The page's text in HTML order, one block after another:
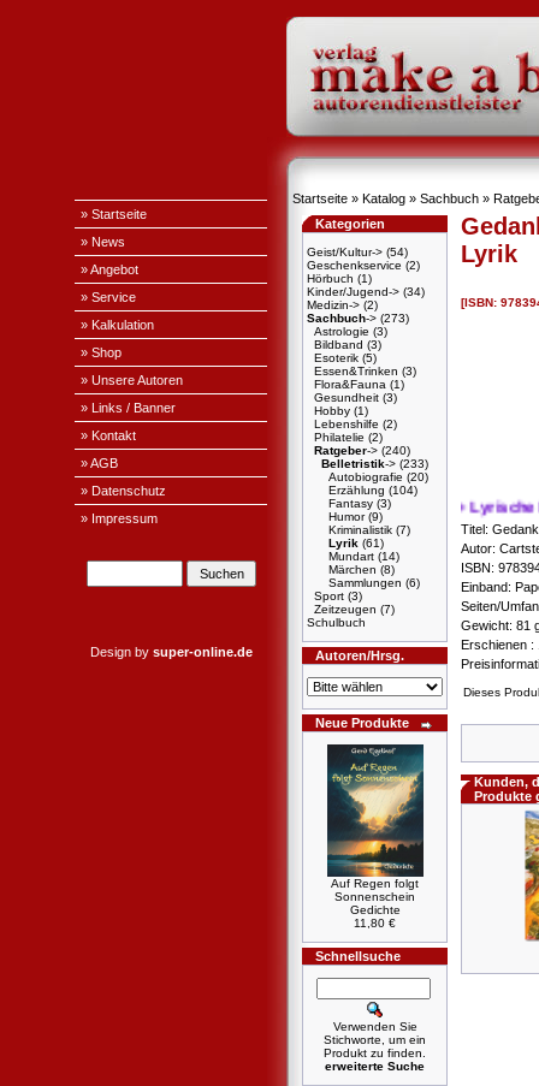
» Startseite
» News
» Angebot
» Service
» Kalkulation
» Shop
» Unsere Autoren
» Links / Banner
» Kontakt
» AGB
» Datenschutz
» Impressum
Design by super-online.de
Startseite » Katalog » Sachbuch »
Kategorien
Geist/Kultur-> (54)
Geschenkservice (2)
Hörbuch (1)
Kinder/Jugend-> (34)
Medizin-> (2)
Sachbuch-> (273)
Astrologie (3)
Bildband (3)
Esoterik (5)
Essen&Trinken (3)
Flora&Fauna (1)
Gesundheit (3)
Hobby (1)
Lebenshilfe (2)
Philatelie (2)
Ratgeber-> (240)
Belletristik-> (233)
Autobiografie (20)
Erzählung (104)
Fantasy (3)
Humor(9)
Kriminalistik (7)
Lyrik (61)
Mundart (14)
Märchen (8)
Sammlungen (6)
Sport (3)
Zeitzeugen (7)
Schulbuch
Autoren/Hrsg.
Neue Produkte
Auf Regen folgt
Sonnenschein
Gedichte
11,80 €
Schnellsuche
Verwenden Sie
Stichworte, um ein
Produkt zu finden.
erweiterte Suche
Lyrik
[ISBN:
+ + + Lyrische
Titel:
Autor:
ISBN:
Einband:
Seiten/
Gewicht: 81
Erschienen :
Dieses
Kunden,
Produkte